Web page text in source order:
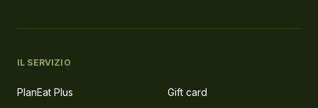
IL SERVIZIO
PlanEat Plus Gift card